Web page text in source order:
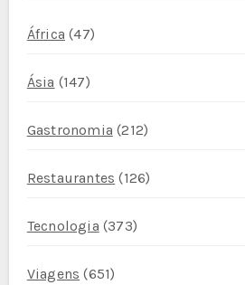
África (47)
Ásia (147)
Gastronomia (212)
Restaurantes (126)
Tecnologia (373)
Viagens (651)